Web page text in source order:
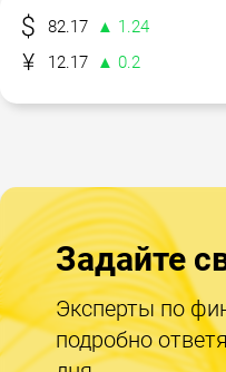
82.17 ▲ 1.24
12.17
▲ 0.2
Задайте
Эксперты по
подробно